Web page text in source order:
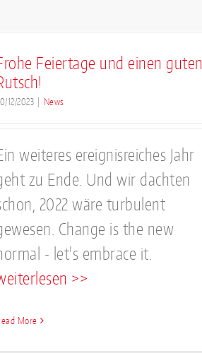
Feiertage und einen guten
12/2023 News
weiteres ereignisreiches Jahr
zu Ende. Und wir dachten
2022 wäre turbulent
Change is the new
- let's embrace it.
>>
More